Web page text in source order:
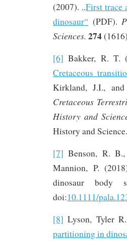
(2007). „First trace
dinosaur“ (PDF).
Sciences. 274
[6] Bakker, R. T.
Cretaceous
Kirkland, J.I.,
Cretaceous
History and
History and
[7] Benson, R.
Mannion, P.
dinosaur body
doi:10.1111/
[8] Lyson, Tyler
partitioning in